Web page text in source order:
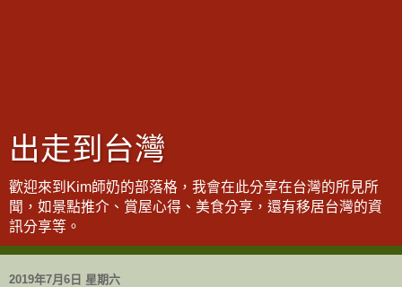
出走到台灣
歡迎來到Kim師奶的部落格，我會在此分享在台灣的所見所
聞，如景點推介、賞屋心得、美食分享，還有移居台灣的資
訊分享等。
2019年7月6日 星期六